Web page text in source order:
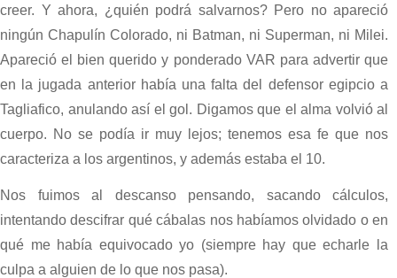
creer. Y ahora, ¿quién podrá salvarnos? Pero no apareció
ningún Chapulín Colorado, ni Batman, ni Superman, ni Milei.
Apareció el bien querido y ponderado VAR para advertir que
en la jugada anterior había una falta del defensor egipcio a
Tagliafico, anulando así el gol. Digamos que el alma volvió al
cuerpo. No se podía ir muy lejos; tenemos esa fe que nos
caracteriza a los argentinos, y además estaba el 10.
Nos fuimos al descanso pensando, sacando cálculos,
intentando descifrar qué cábalas nos habíamos olvidado o en
qué me había equivocado yo (siempre hay que echarle la
culpa a alguien de lo que nos pasa).